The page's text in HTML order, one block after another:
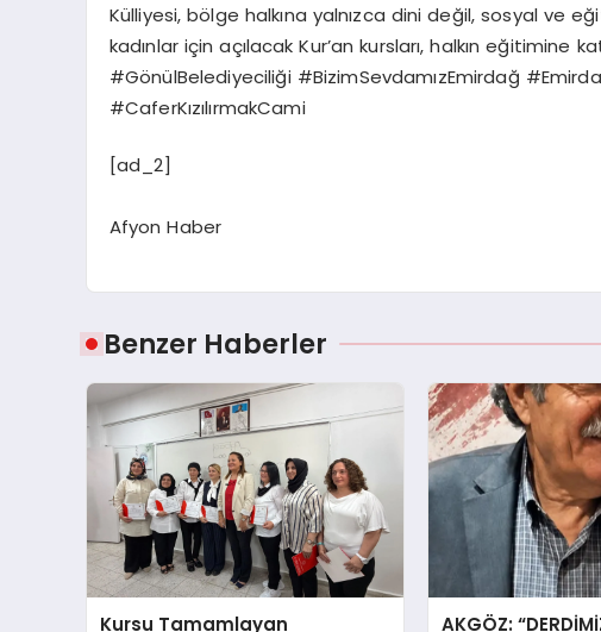
Külliyesi, bölge halkına yalnızca dini değil, sosyal ve
kadınlar için açılacak Kur’an kursları, halkın eğitimine
#GönülBelediyeciliği #BizimSevdamızEmirdağ
#CaferKızılırmakCami
[ad_2]
Afyon Haber
Benzer Haberler
Kursu Tamamlayan
AKGÖZ: